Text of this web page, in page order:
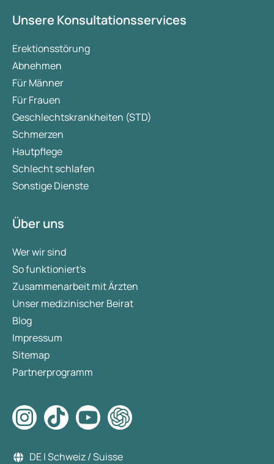
Unsere Konsultationsservices
Erektionsstörung
Abnehmen
Für Männer
Für Frauen
Geschlechtskrankheiten (STD)
Schmerzen
Hautpflege
Schlecht schlafen
Sonstige Dienste
Über uns
Wer wir sind
So funktioniert's
Zusammenarbeit mit Ärzten
Unser medizinischer Beirat
Blog
Impressum
Sitemap
Partnerprogramm
DE | Schweiz / Suisse